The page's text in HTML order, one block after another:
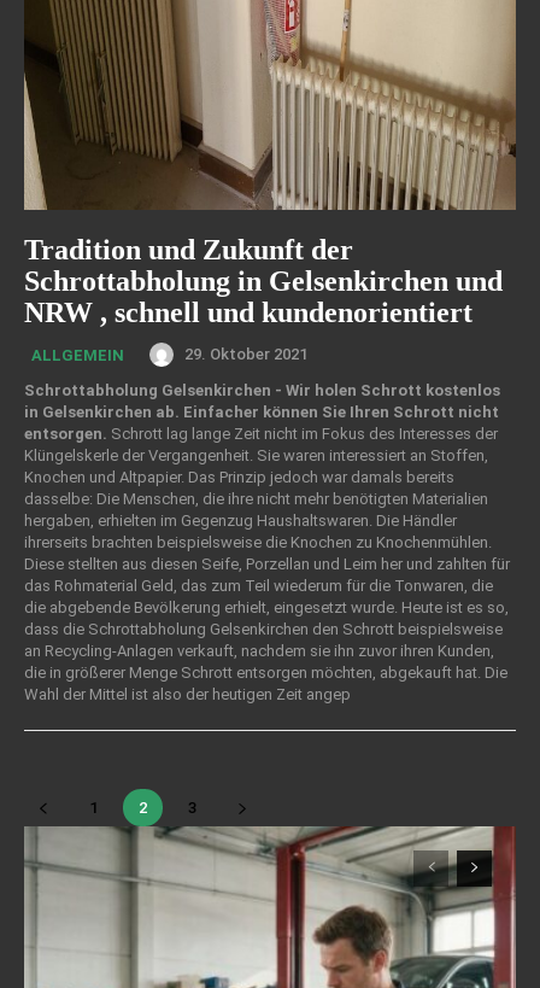
Tradition und Zukunft der
Schrottabholung in Gelsenkirchen und
NRW , schnell und kundenorientiert
ALLGEMEIN
29. Oktober 2021
Schrottabholung Gelsenkirchen - Wir holen Schrott kostenlos
in Gelsenkirchen ab. Einfacher können Sie Ihren Schrott nicht
entsorgen. Schrott lag lange Zeit nicht im Fokus des Interesses der
Klüngelskerle der Vergangenheit. Sie waren interessiert an Stoffen,
Knochen und Altpapier. Das Prinzip jedoch war damals bereits
dasselbe: Die Menschen, die ihre nicht mehr benötigten Materialien
hergaben, erhielten im Gegenzug Haushaltswaren. Die Händler
ihrerseits brachten beispielsweise die Knochen zu Knochenmühlen.
Diese stellten aus diesen Seife, Porzellan und Leim her und zahlten für
das Rohmaterial Geld, das zum Teil wiederum für die Tonwaren, die
die abgebende Bevölkerung erhielt, eingesetzt wurde. Heute ist es so,
dass die Schrottabholung Gelsenkirchen den Schrott beispielsweise
an Recycling-Anlagen verkauft, nachdem sie ihn zuvor ihren Kunden,
die in größerer Menge Schrott entsorgen möchten, abgekauft hat. Die
Wahl der Mittel ist also der heutigen Zeit angep
1 2 3